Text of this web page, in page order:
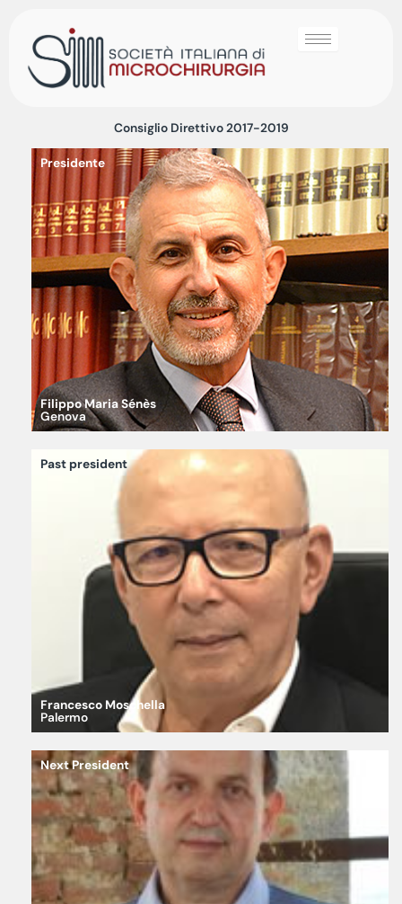
Consiglio Direttivo 2017-2019
Presidente
Filippo Maria Sénès
Genova
Past president
Francesco Moschella
Palermo
Next President